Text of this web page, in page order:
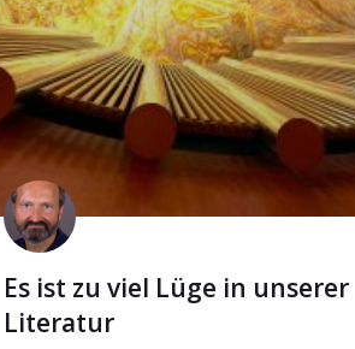
Es ist zu viel Lüge in unserer
Literatur